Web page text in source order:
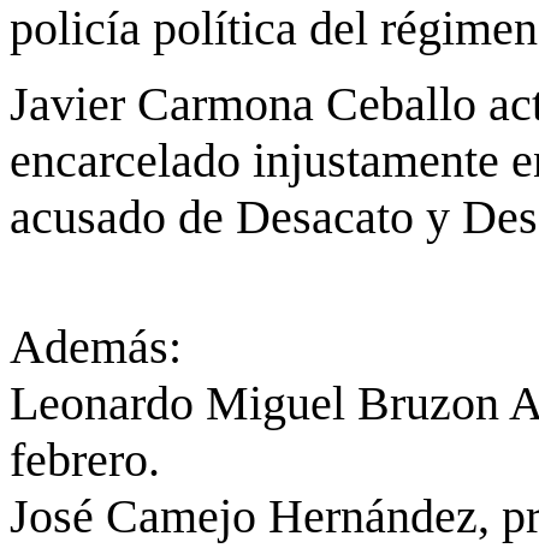
policía política del
Javier Carmona Ceballo
encarcelado injustamente
acusado de Desacato y
Además:
Leonardo Miguel Bruzon
febrero.
José Camejo Hernández,